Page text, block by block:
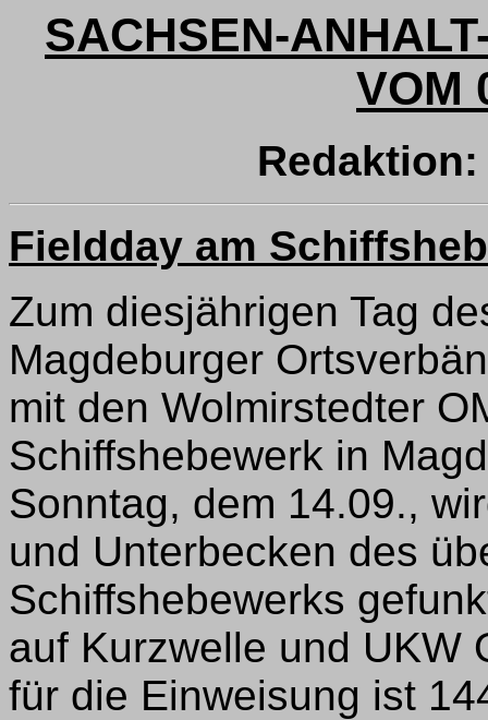
SACHSEN-
VOM
Fieldday am
Zum diesjährigen Tag
Magdeburger
mit den Wolmirstedter
Schiffshebewerk in
Sonntag, dem 14.09.,
und Unterbecken des
Schiffshebewerks
auf Kurzwelle und UKW
für die Einweisung ist